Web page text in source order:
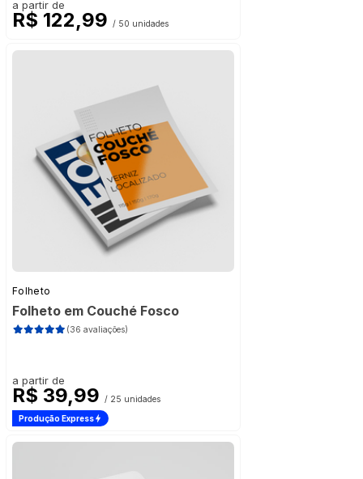
a partir de
R$ 122,99 / 50 unidades
Folheto
Folheto em Couché Fosco
(36 avaliações)
a partir de
R$ 39,99 / 25 unidades
Produção Express